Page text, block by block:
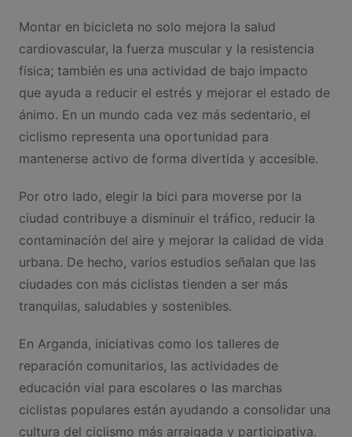
Montar en bicicleta no solo mejora la salud
cardiovascular, la fuerza muscular y la resistencia
física; también es una actividad de bajo impacto
que ayuda a reducir el estrés y mejorar el estado de
ánimo. En un mundo cada vez más sedentario, el
ciclismo representa una oportunidad para
mantenerse activo de forma divertida y accesible.
Por otro lado, elegir la bici para moverse por la
ciudad contribuye a disminuir el tráfico, reducir la
contaminación del aire y mejorar la calidad de vida
urbana. De hecho, varios estudios señalan que las
ciudades con más ciclistas tienden a ser más
tranquilas, saludables y sostenibles.
En Arganda, iniciativas como los talleres de
reparación comunitarios, las actividades de
educación vial para escolares o las marchas
ciclistas populares están ayudando a consolidar una
cultura del ciclismo más arraigada y participativa.